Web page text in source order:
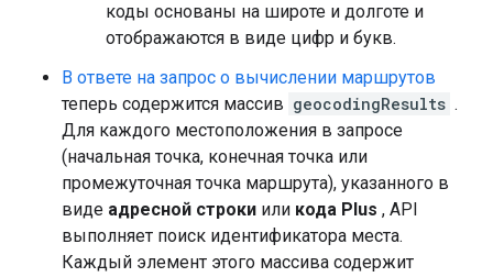
коды основаны на широте и долготе и
отображаются в виде цифр и букв.
В ответе на запрос о вычислении маршрутов
теперь содержится массив geocodingResults .
Для каждого местоположения в запросе
(начальная точка, конечная точка или
промежуточная точка маршрута), указанного в
виде адресной строки или кода Plus , API
выполняет поиск идентификатора места.
Каждый элемент этого массива содержит